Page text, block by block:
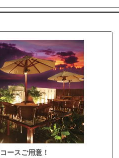
ースご用意！